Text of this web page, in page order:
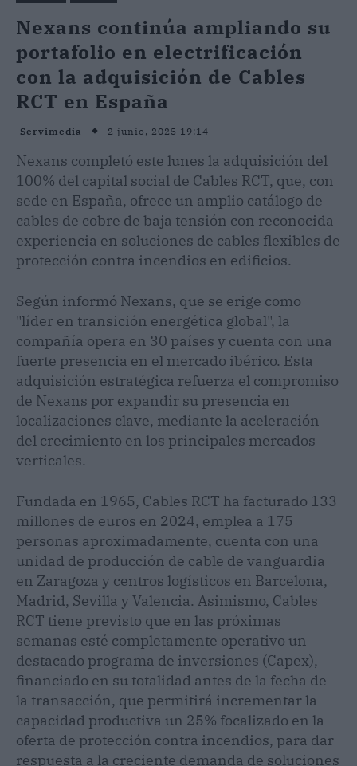
Nexans continúa ampliando su
portafolio en electrificación
con la adquisición de Cables
RCT en España
Servimedia 2 junio, 2025 19:14
Nexans completó este lunes la adquisición del
100% del capital social de Cables RCT, que, con
sede en España, ofrece un amplio catálogo de
cables de cobre de baja tensión con reconocida
experiencia en soluciones de cables flexibles de
protección contra incendios en edificios.
Según informó Nexans, que se erige como
"líder en transición energética global", la
compañía opera en 30 países y cuenta con una
fuerte presencia en el mercado ibérico. Esta
adquisición estratégica refuerza el compromiso
de Nexans por expandir su presencia en
localizaciones clave, mediante la aceleración
del crecimiento en los principales mercados
verticales.
Fundada en 1965, Cables RCT ha facturado 133
millones de euros en 2024, emplea a 175
personas aproximadamente, cuenta con una
unidad de producción de cable de vanguardia
en Zaragoza y centros logísticos en Barcelona,
Madrid, Sevilla y Valencia. Asimismo, Cables
RCT tiene previsto que en las próximas
semanas esté completamente operativo un
destacado programa de inversiones (Capex),
financiado en su totalidad antes de la fecha de
la transacción, que permitirá incrementar la
capacidad productiva un 25% focalizado en la
oferta de protección contra incendios, para dar
respuesta a la creciente demanda de soluciones